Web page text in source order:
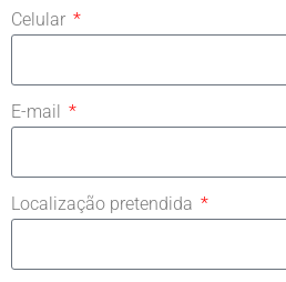
Celular
E-mail
Localização pretendida